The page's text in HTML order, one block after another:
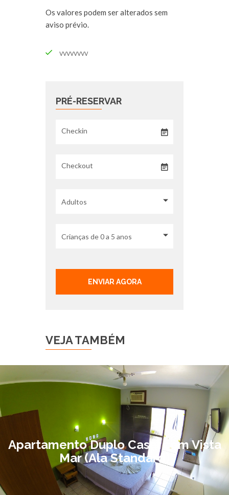
Os valores podem ser alterados sem
aviso prévio.
vvvvvvvv
PRÉ-RESERVAR
ENVIAR AGORA
VEJA TAMBÉM
Apartamento Duplo Casal com Vista
Mar (Ala Standard)